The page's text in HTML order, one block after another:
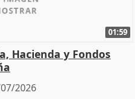
01:59
Hacienda y Fondos
2026